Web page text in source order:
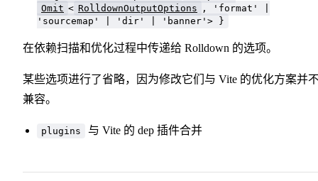
Omit < RolldownOutputOptions
, 'format' |
'sourcemap' | 'dir' | 'banner'> }
在依赖扫描和优化过程中传递给 Rolldown 的选项。
某些选项进行了省略，因为修改它们与 Vite 的优化方案并
兼容。
plugins 与 Vite 的 dep 插件合并